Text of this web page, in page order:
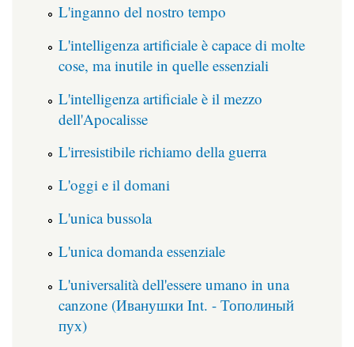
L'inganno del nostro tempo
L'intelligenza artificiale è capace di molte
cose, ma inutile in quelle essenziali
L'intelligenza artificiale è il mezzo
dell'Apocalisse
L'irresistibile richiamo della guerra
L'oggi e il domani
L'unica bussola
L'unica domanda essenziale
L'universalità dell'essere umano in una
canzone (Иванушки Int. - Тополиный
пух)